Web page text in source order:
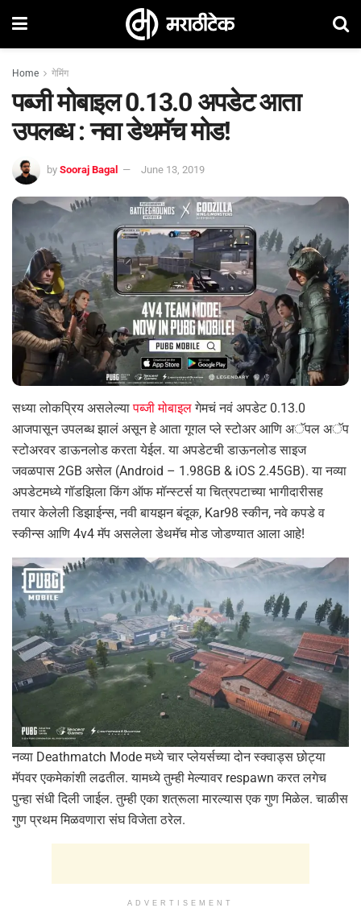
Home गेमिंग
पब्जी मोबाइल 0.13.0 अपडेट आता
उपलब्ध : नवा डेथमॅच मोड!
by Sooraj Bagal June 13, 2019
सध्या लोकप्रिय असलेल्यापब्जी मोबाइलगेमचं नवं अपडेट 0.13.0
आजपासून उपलब्ध झालं असून हे आता गूगल प्ले स्टोअर आणि अॅपल अॅप
स्टोअरवर डाऊनलोड करता येईल. या अपडेटची डाऊनलोड साइज
जवळपास 2GB असेल (Android – 1.98GB & iOS 2.45GB). या नव्या
अपडेटमध्ये गॉडझिला किंग ऑफ मॉन्स्टर्स या चित्रपटाच्या भागीदारीसह
तयार केलेली डिझाईन्स, नवी बायझन बंदूक, Kar98 स्कीन, नवे कपडे व
स्कीन्स आणि 4v4 मॅप असलेला डेथमॅच मोड जोडण्यात आला आहे!
नव्या Deathmatch Mode मध्ये चार प्लेयर्सच्या दोन स्क्वाड्स छोट्या
मॅपवर एकमेकांशी लढतील. यामध्ये तुम्ही मेल्यावर respawn करत लगेच
पुन्हा संधी दिली जाईल. तुम्ही एका शत्रूला मारल्यास एक गुण मिळेल. चाळीस
गुण प्रथम मिळवणारा संघ विजेता ठरेल.
ADVERTISEMENT